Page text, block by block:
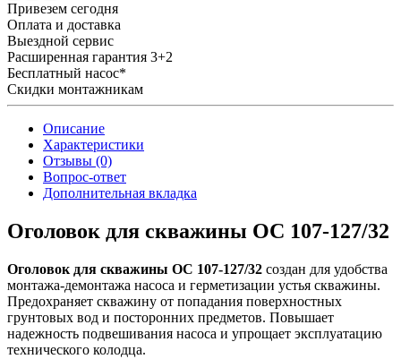
Привезем сегодня
Оплата и доставка
Выездной сервис
Расширенная гарантия 3+2
Бесплатный насос*
Скидки монтажникам
Описание
Характеристики
Отзывы (0)
Вопрос-ответ
Дополнительная вкладка
Оголовок для скважины ОС 107-127/32
Оголовок для скважины ОС 107-127/32 создан для удобства
монтажа-демонтажа насоса и герметизации устья скважины.
Предохраняет скважину от попадания поверхностных
грунтовых вод и посторонних предметов. Повышает
надежность подвешивания насоса и упрощает эксплуатацию
технического колодца.